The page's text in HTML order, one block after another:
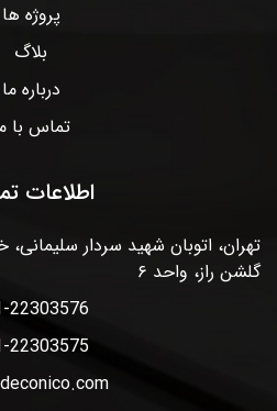
پروژه ها
بلاگ
درباره ما
تماس با
اطلاعات
تهران، اتوبان شهید سردار سلیمانی،
گلشن راز، واحد ۶
22303576
22303575